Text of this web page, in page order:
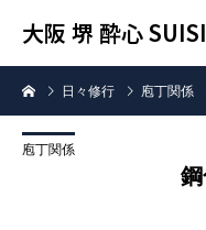
大阪 堺 酔心
日々修行 庖丁関係
庖丁関係